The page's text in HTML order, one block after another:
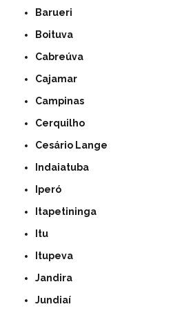
Barueri
Boituva
Cabreúva
Cajamar
Campinas
Cerquilho
Cesário Lange
Indaiatuba
Iperó
Itapetininga
Itu
Itupeva
Jandira
Jundiaí